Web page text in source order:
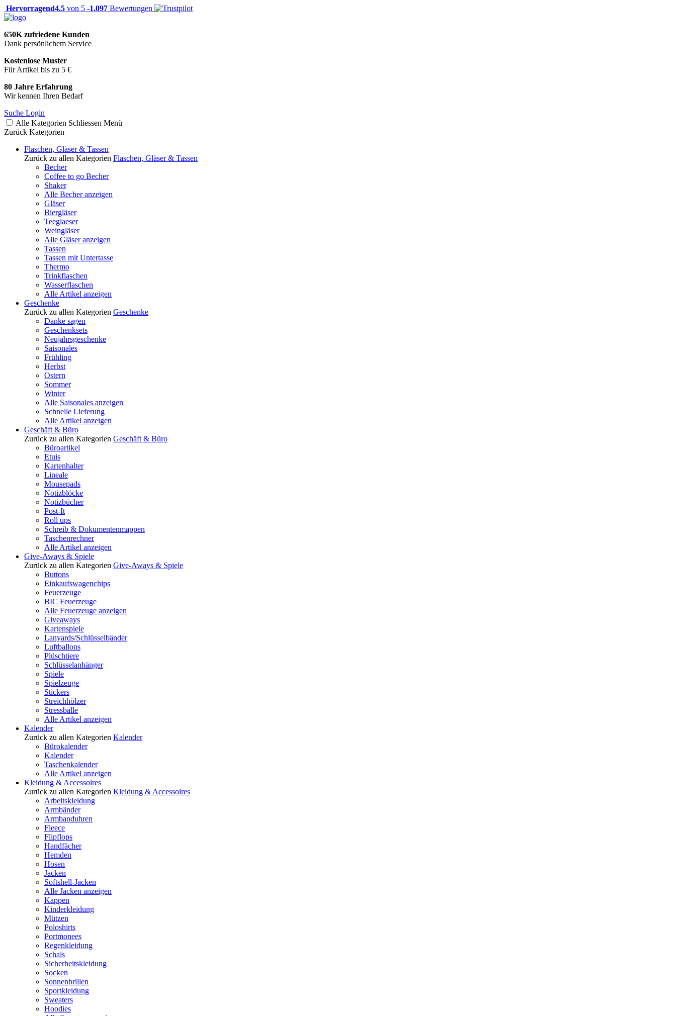
Hervorragend4.5 von 5 -1.097 Bewertungen
650K zufriedene Kunden
Dank persönlichem Service
Kostenlose Muster
Für Artikel bis zu 5 €
80 Jahre Erfahrung
Wir kennen Ihren Bedarf
Suche Login
Alle Kategorien Schliessen Menü
Zurück Kategorien
Flaschen, Gläser & Tassen
Zurück zu allen Kategorien Flaschen, Gläser & Tassen
Becher
Coffee to go Becher
Shaker
Alle Becher anzeigen
Gläser
Biergläser
Teeglaeser
Weingläser
Alle Gläser anzeigen
Tassen
Tassen mit Untertasse
Thermo
Trinkflaschen
Wasserflaschen
Alle Artikel anzeigen
Geschenke
Zurück zu allen Kategorien Geschenke
Danke sagen
Geschenksets
Neujahrsgeschenke
Saisonales
Frühling
Herbst
Ostern
Sommer
Winter
Alle Saisonales anzeigen
Schnelle Lieferung
Alle Artikel anzeigen
Geschäft & Büro
Zurück zu allen Kategorien Geschäft & Büro
Büroartikel
Etuis
Kartenhalter
Lineale
Mousepads
Notizblöcke
Notizbücher
Post-It
Roll ups
Schreib & Dokumentenmappen
Taschenrechner
Alle Artikel anzeigen
Give-Aways & Spiele
Zurück zu allen Kategorien Give-Aways & Spiele
Buttons
Einkaufswagenchips
Feuerzeuge
BIC Feuerzeuge
Alle Feuerzeuge anzeigen
Giveaways
Kartenspiele
Lanyards/Schlüsselbänder
Luftballons
Plüschtiere
Schlüsselanhänger
Spiele
Spielzeuge
Stickers
Streichhölzer
Stressbälle
Alle Artikel anzeigen
Kalender
Zurück zu allen Kategorien Kalender
Bürokalender
Kalender
Taschenkalender
Alle Artikel anzeigen
Kleidung & Accessoires
Zurück zu allen Kategorien Kleidung & Accessoires
Arbeitskleidung
Armbänder
Armbanduhren
Fleece
Flipflops
Handfächer
Hemden
Hosen
Jacken
Softshell-Jacken
Alle Jacken anzeigen
Kappen
Kinderkleidung
Mützen
Poloshirts
Portmonees
Regenkleidung
Schals
Sicherheitskleidung
Socken
Sonnenbrillen
Sportkleidung
Sweaters
Hoodies